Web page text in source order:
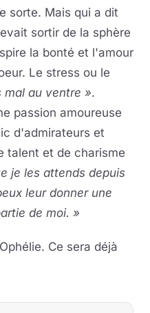
sorte. Mais qui a dit
sortir de la sphère
la bonté et l'amour
Le stress ou le
mal au ventre ».
passion amoureuse
d'admirateurs et
talent et de charisme
je les attends depuis
leur donner une
de moi. »
Ce sera déjà